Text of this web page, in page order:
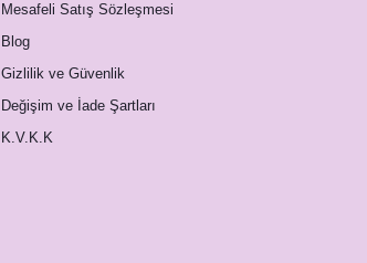
Mesafeli Satış Sözleşmesi
Blog
Gizlilik ve Güvenlik
Değişim ve İade Şartları
K.V.K.K